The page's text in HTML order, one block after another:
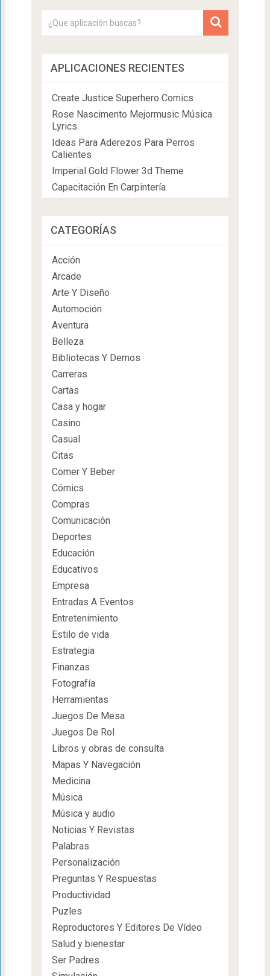
APLICACIONES RECIENTES
Create Justice Superhero Comics
Rose Nascimento Mejormusic Música
Lyrics
Ideas Para Aderezos Para Perros
Calientes
Imperial Gold Flower 3d Theme
Capacitación En Carpintería
CATEGORÍAS
Acción
Arcade
Arte Y Diseño
Automoción
Aventura
Belleza
Bibliotecas Y Demos
Carreras
Cartas
Casa y hogar
Casino
Casual
Citas
Comer Y Beber
Cómics
Compras
Comunicación
Deportes
Educación
Educativos
Empresa
Entradas A Eventos
Entretenimiento
Estilo de vida
Estrategia
Finanzas
Fotografía
Herramientas
Juegos De Mesa
Juegos De Rol
Libros y obras de consulta
Mapas Y Navegación
Medicina
Música
Música y audio
Noticias Y Revistas
Palabras
Personalización
Preguntas Y Respuestas
Productividad
Puzles
Reproductores Y Editores De Vídeo
Salud y bienestar
Ser Padres